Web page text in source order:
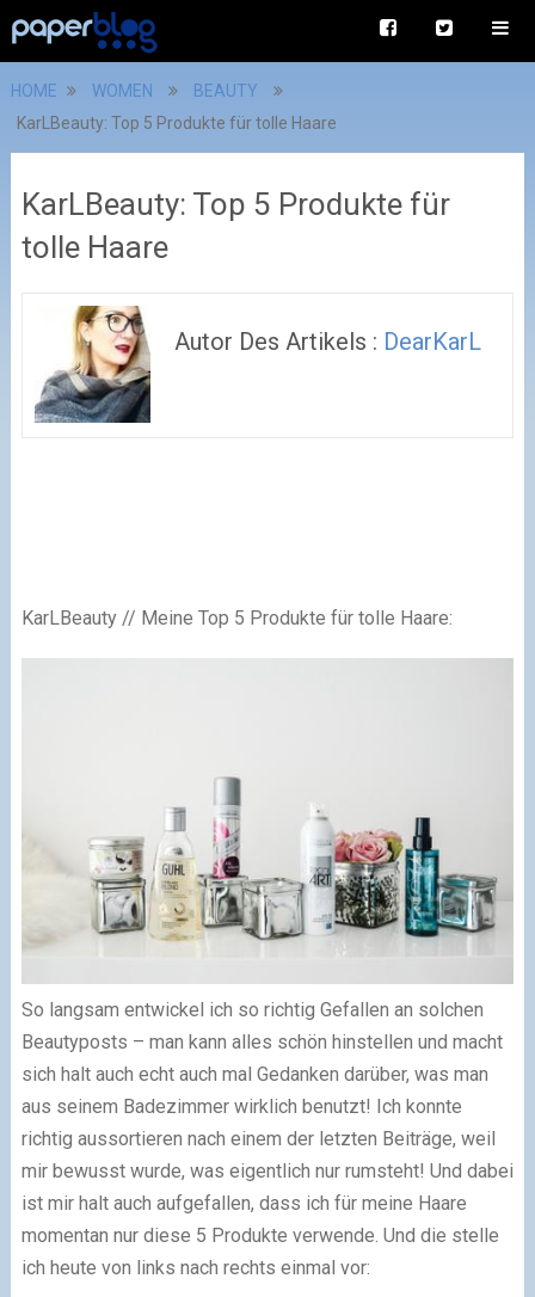
HOME WOMEN
BEAUTY
KarLBeauty: Top 5 Produkte für tolle Haare
KarLBeauty: Top 5 Produkte für
tolle Haare
Autor Des Artikels : DearKarL
KarLBeauty // Meine Top 5 Produkte für tolle Haare:
So langsam entwickel ich so richtig Gefallen an solchen
Beautyposts – man kann alles schön hinstellen und macht
sich halt auch echt auch mal Gedanken darüber, was man
aus seinem Badezimmer wirklich benutzt! Ich konnte
richtig aussortieren nach einem der letzten Beiträge, weil
mir bewusst wurde, was eigentlich nur rumsteht! Und dabei
ist mir halt auch aufgefallen, dass ich für meine Haare
momentan nur diese 5 Produkte verwende. Und die stelle
ich heute von links nach rechts einmal vor: